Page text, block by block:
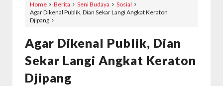
Home Berita Seni Budaya
Sosial
Agar Dikenal Publik, Dian Sekar Langi Angkat Keraton
Djipang
Agar Dikenal Publik, Dian
Sekar Langi Angkat Keraton
Djipang